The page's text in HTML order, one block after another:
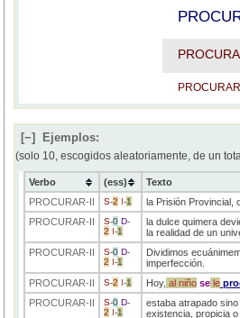
[−] Ejemplos:
(solo 10, escogidos aleatoriamente, de un
Verbo (ess) Texto
PROCURAR-II S-2 I-1 la Prisión Provincial,
PROCURAR-II S-0 D-
2 I-1
la dulce quimera
la realidad de un
PROCURAR-II S-0 D-
2 I-1
Dividimos
imperfección.
PROCURAR-II S-2 I-1 Hoy, alniñosele
PROCURAR-II S-0 D-
2 I-1
estaba atrapado
existencia, propicia o